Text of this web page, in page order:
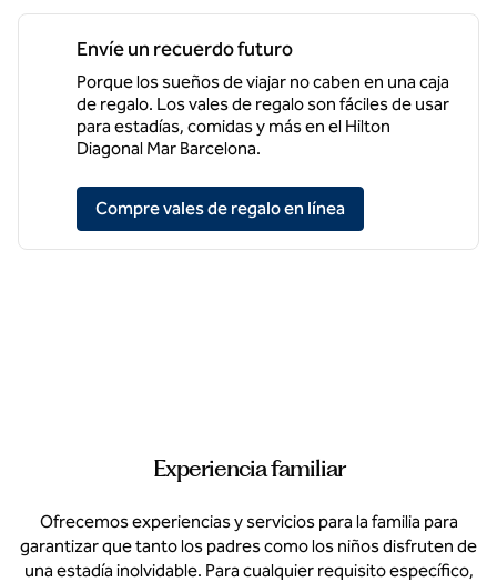
Envíe un recuerdo futuro
Porque los sueños de viajar no caben en una caja
de regalo. Los vales de regalo son fáciles de usar
para estadías, comidas y más en el Hilton
Diagonal Mar Barcelona.
Compre vales de regalo en línea
Experiencia familiar
Ofrecemos experiencias y servicios para la familia para
garantizar que tanto los padres como los niños disfruten de
una estadía inolvidable. Para cualquier requisito específico,